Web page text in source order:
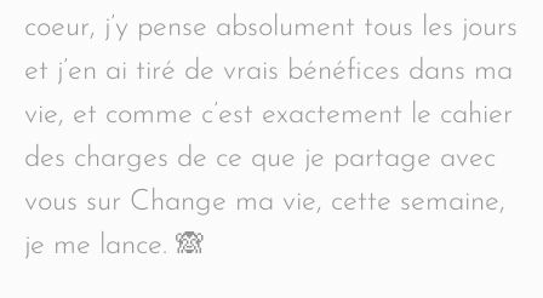
coeur, j’y pense absolument tous les jours
et j’en ai tiré de vrais bénéfices dans ma
vie, et comme c’est exactement le cahier
des charges de ce que je partage avec
vous sur Change ma vie, cette semaine,
je me lance. 🙈